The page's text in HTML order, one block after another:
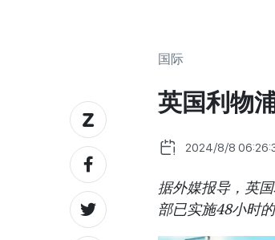
国际
英国利物
2024/8/8
据外媒报导，英
部已实施48小时